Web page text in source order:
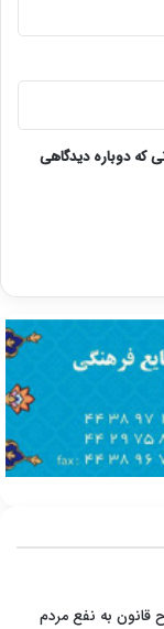
که دوباره دیدگاهی
قانون به نفع مردم